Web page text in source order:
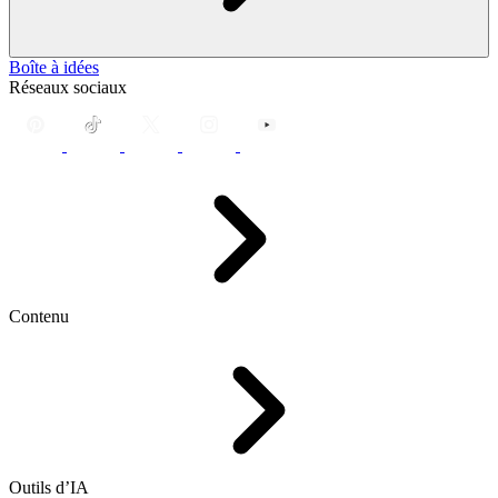
Boîte à idées
Réseaux sociaux
Contenu
Outils d’IA